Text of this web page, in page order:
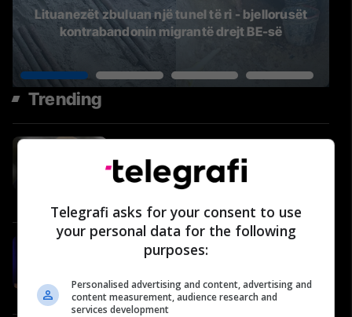
Lituanezët zbuluan një tunel të ri - bjellorusët
kontrabandonin migrantë drejt BE-së
Trending
amerikane: Kërkohen “ide të
reja dhe jokonvencionale” për ta
#82: Shëndeti në rend të parë –
Ymer Durmishi, kirurg abdominal
Video
Telegrafi asks for your consent to use
your personal data for the following
purposes:
Personalised advertising and content, advertising and
content measurement, audience research and
services development